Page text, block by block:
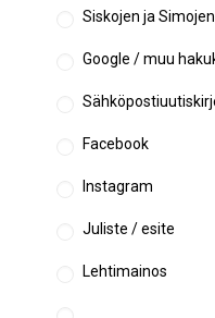
Siskojen ja
Google / muu
Facebook
Instagram
Juliste / esite
Lehtimainos